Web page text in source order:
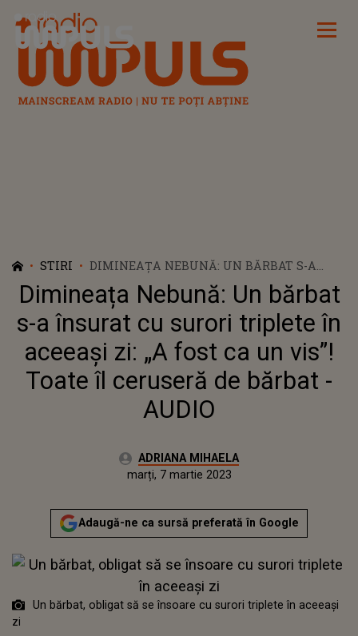
Radio Impuls
STIRI
DIMINEAȚA NEBUNĂ: UN BĂRBAT S-A
ÎNSURAT CU SURORI TRIPLETE ÎN ACEEAȘI
ZI: „A FOST CA UN VIS”! TOATE ÎL
CERUSERĂ DE BĂRBAT - AUDIO
Dimineața Nebună: Un bărbat
s-a însurat cu surori triplete în
aceeași zi: „A fost ca un vis”!
Toate îl ceruseră de bărbat -
AUDIO
Autor:ADRIANA MIHAELA
Actualizat:
marți, 7 martie 2023
Adaugă-ne ca sursă preferată în Google
Un bărbat, obligat să se însoare cu surori triplete în aceeași
zi